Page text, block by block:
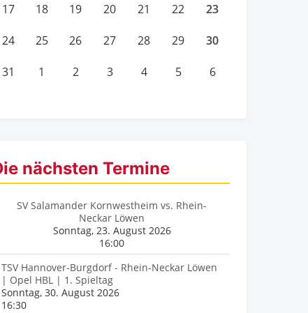
17 18 19 20 21 22 23
24 25 26 27 28 29 30
31 1 2 3 4 5 6
nächsten Termine
SV Salamander Kornwestheim vs. Rhein-
Neckar Löwen
Sonntag, 23. August 2026
16:00
TSV Hannover-Burgdorf - Rhein-Neckar Löwen
| Opel HBL | 1. Spieltag
Sonntag, 30. August 2026
16:30